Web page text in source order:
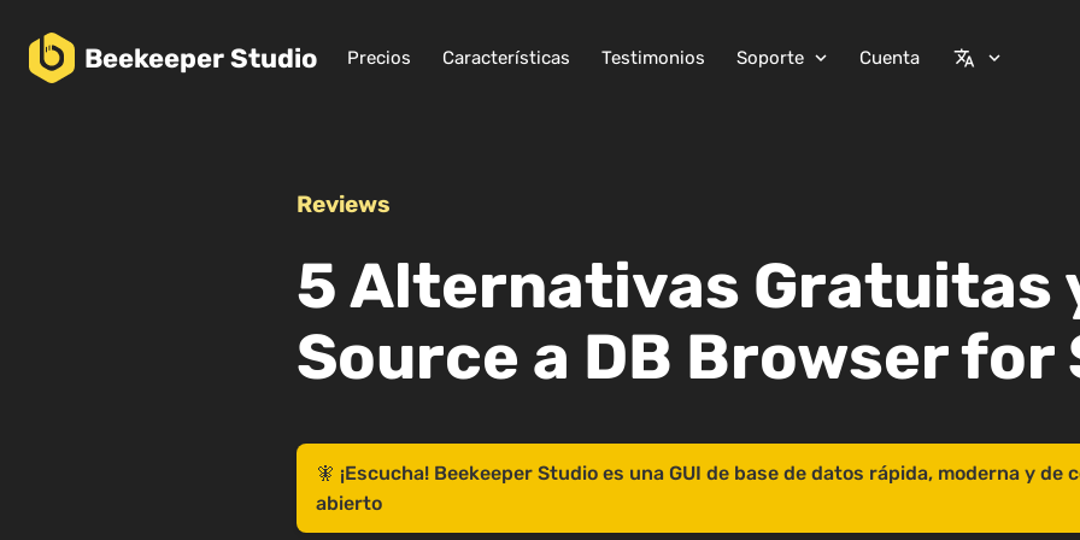
BeekeeperStudio Precios Características Testimonios Soporte expand_more Cuenta translate expand_more
Reviews
5 Alternativas Gratuitas
Source a DB Browser for
🧚 ¡Escucha! Beekeeper Studio es una GUI de base de datos rápida, moderna y de
abierto